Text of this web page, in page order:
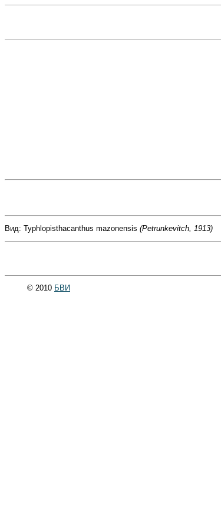
Вид: Typhlopisthacanthus mazonensis (Petrunkevitch, 1913)
© 2010 БВИ